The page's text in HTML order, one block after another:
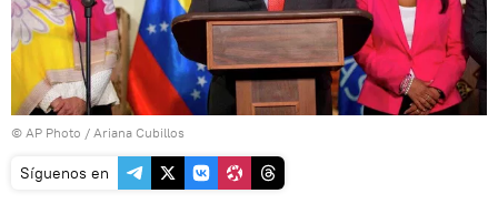
© AP Photo / Ariana Cubillos
Síguenos en